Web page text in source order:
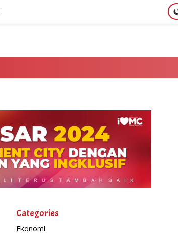
Categories
Ekonomi